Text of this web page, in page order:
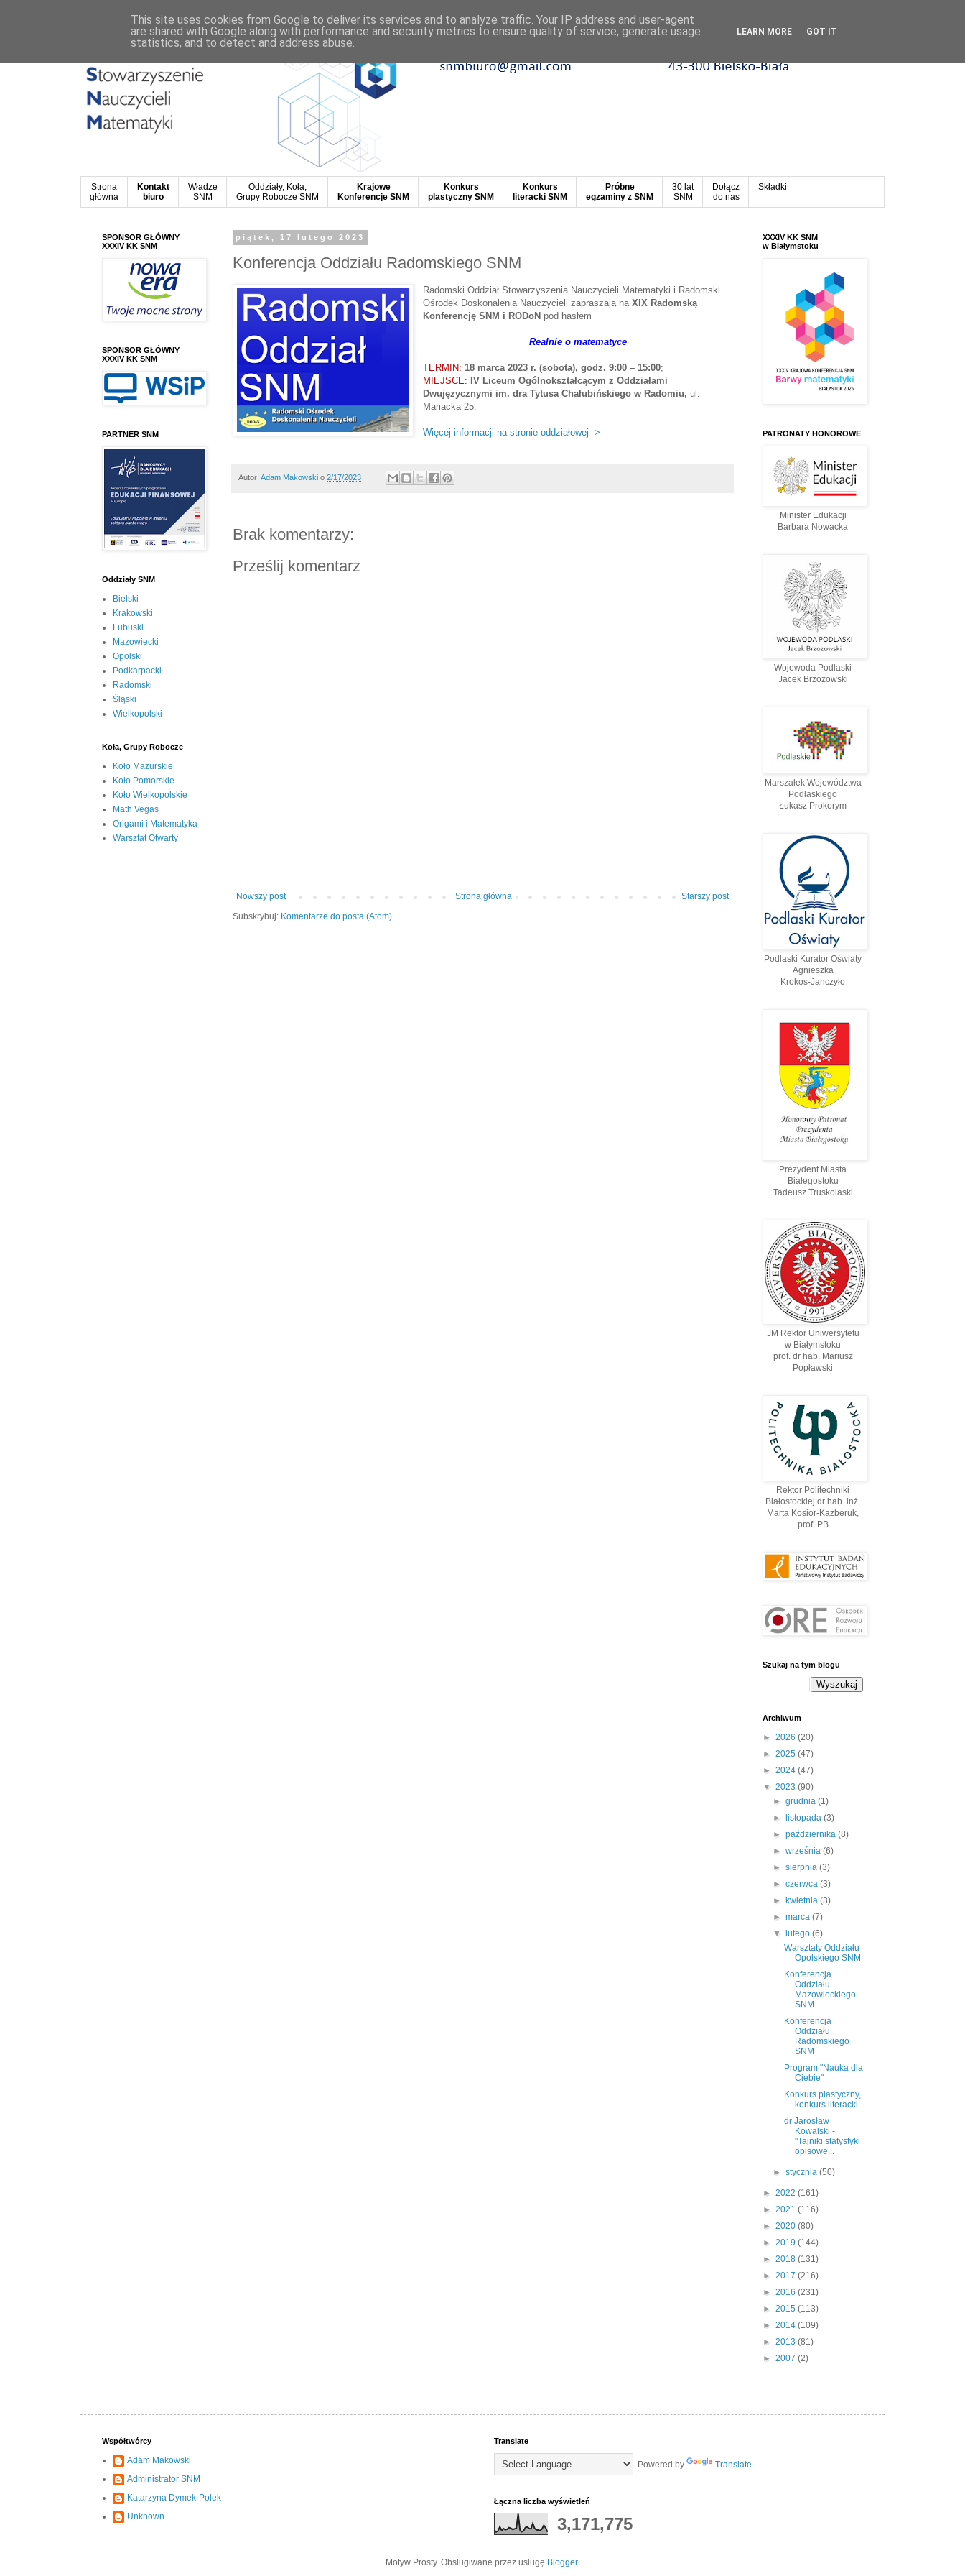
Strona
główna
Kontakt
biuro
Władze
SNM
Oddziały, Koła,
Grupy Robocze SNM
Krajowe
Konferencje SNM
Konkurs
plastyczny SNM
Konkurs
literacki SNM
Próbne
egzaminy z SNM
30 lat
SNM
Dołącz
do nas
Składki
piątek, 17 lutego 2023
Konferencja Oddziału Radomskiego SNM
Radomski Oddział Stowarzyszenia Nauczycieli Matematyki i Radomski
Ośrodek Doskonalenia Nauczycieli zapraszają naXIX Radomską
Konferencję SNM i RODoN pod hasłem
Realnie o matematyce
TERMIN: 18 marca 2023 r. (sobota), godz. 9:00 – 15:00;
MIEJSCE: IV Liceum Ogólnokształcącym z Oddziałami
Dwujęzycznymi im. dra Tytusa Chałubińskiego w Radomiu,ul.
Mariacka 25.
Więcej informacji na stronie oddziałowej ->
Autor: Adam Makowski o 2/17/2023
Brak komentarzy:
Prześlij komentarz
Nowszy post Starszy post
Strona główna
Subskrybuj: Komentarze do posta (Atom)
SPONSOR GŁÓWNY
XXXIV KK SNM
SPONSOR GŁÓWNY
XXXIV KK SNM
PARTNER SNM
Oddziały SNM
Bielski
Krakowski
Lubuski
Mazowiecki
Opolski
Podkarpacki
Radomski
Śląski
Wielkopolski
Koła, Grupy Robocze
Koło Mazurskie
Koło Pomorskie
Koło Wielkopolskie
Math Vegas
Origami i Matematyka
Warsztat Otwarty
XXXIV KK SNM
w Białymstoku
PATRONATY HONOROWE
Minister Edukacji
Barbara Nowacka
Wojewoda Podlaski
Jacek Brzozowski
Marszałek Województwa
Podlaskiego
Łukasz Prokorym
Podlaski Kurator Oświaty
Agnieszka
Krokos-Janczyło
Prezydent Miasta
Białegostoku
Tadeusz Truskolaski
JM Rektor Uniwersytetu
w Białymstoku
prof. dr hab. Mariusz
Popławski
Rektor Politechniki
Białostockiej dr hab. inż.
Marta Kosior-Kazberuk,
prof. PВ
Szukaj na tym blogu
Archiwum
► 2026 (20)
► 2025 (47)
► 2024 (47)
▼ 2023 (90)
►grudnia(1)
►
listopada(3)
►października(8)
►września(6)
►sierpnia(3)
►czerwca(3)
►
kwietnia(3)
►marca(7)
▼
lutego(6)
Warsztaty Oddziału
Opolskiego SNM
Konferencja
Oddziału
Mazowieckiego
SNM
Konferencja
Oddziału
Radomskiego
SNM
Program "Nauka dla
Ciebie"
Konkurs plastyczny,
konkurs literacki
dr Jarosław
Kowalski -
"Tajniki statystyki
opisowe...
►stycznia(50)
► 2022 (161)
► 2021 (116)
► 2020 (80)
► 2019 (144)
► 2018 (131)
► 2017 (216)
► 2016 (231)
► 2015 (113)
► 2014 (109)
► 2013 (81)
► 2007 (2)
Współtwórcy
Adam Makowski
Administrator SNM
Katarzyna Dymek-Polek
Unknown
Translate
Powered by Translate
Łączna liczba wyświetleń
3,171,775
Motyw Prosty. Obsługiwane przez usługę Blogger.
This site uses cookies from Google to deliver its services and to analyze traffic. Your IP address and user-agent
are shared with Google along with performance and security metrics to ensure quality of service, generate usage
statistics, and to detect and address abuse.
LEARN MORE GOT IT